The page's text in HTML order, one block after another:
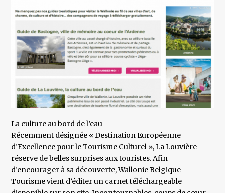
La culture au bord de l’eau
Récemment désignée « Destination Européenne
d’Excellence pour le Tourisme Culturel », La Louvière
réserve de belles surprises aux touristes. Afin
d’encourager à sa découverte, Wallonie Belgique
Tourisme vient d’éditer un carnet téléchargeable